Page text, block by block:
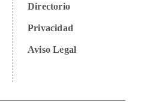
Directorio
Privacidad
Aviso Legal